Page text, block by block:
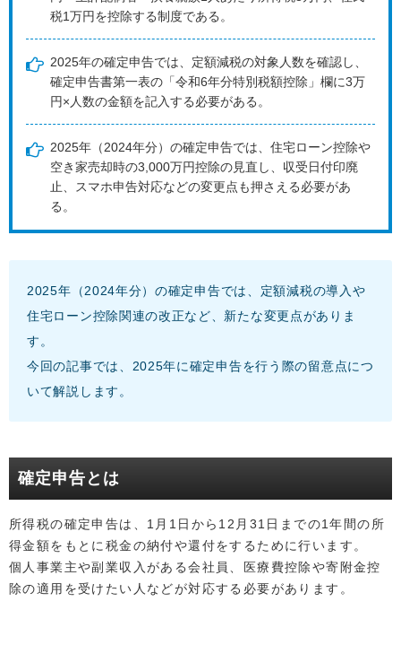
税1万円を控除する制度である。
2025年の確定申告では、定額減税の対象人数を確認し、
確定申告書第一表の「令和6年分特別税額控除」欄に3万
円×人数の金額を記入する必要がある。
2025年（2024年分）の確定申告では、住宅ローン控除や
空き家売却時の3,000万円控除の見直し、収受日付印廃
止、スマホ申告対応などの変更点も押さえる必要があ
る。
2025年（2024年分）の確定申告では、定額減税の導入や
住宅ローン控除関連の改正など、新たな変更点がありま
す。
今回の記事では、2025年に確定申告を行う際の留意点につ
いて解説します。
確定申告とは
所得税の確定申告は、1月1日から12月31日までの1年間の所
得金額をもとに税金の納付や還付をするために行います。
個人事業主や副業収入がある会社員、医療費控除や寄附金控
除の適用を受けたい人などが対応する必要があります。